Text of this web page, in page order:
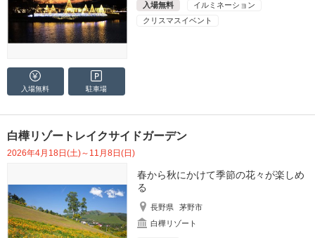
入場無料
イルミネーション
クリスマスイベント
入場無料 駐車場
白樺リゾートレイクサイドガーデン
2026年4月18日(土)～11月8日(日)
春から秋にかけて季節の花々が楽しめ
る
長野県
茅野市
白樺リゾート